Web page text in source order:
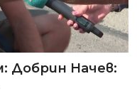
Добрин Начев: